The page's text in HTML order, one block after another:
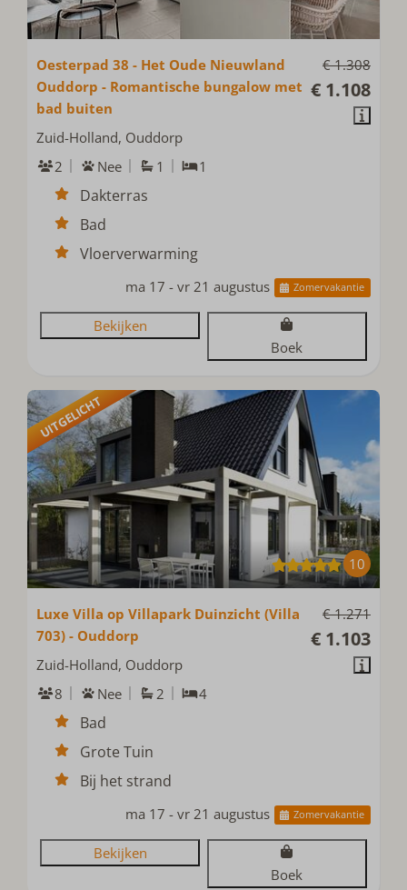
€ 1.308
€ 1.108
Oesterpad 38 - Het Oude Nieuwland
Ouddorp - Romantische bungalow met
bad buiten
Zuid-Holland, Ouddorp
2
Nee 1 1
Dakterras
Bad
Vloerverwarming
ma 17 - vr 21 augustus Zomervakantie
Bekijken
Boek
UITGELICHT
10
€ 1.271
€ 1.103
Luxe Villa op Villapark Duinzicht (Villa
703) - Ouddorp
Zuid-Holland, Ouddorp
8
Nee 2 4
Bad
Grote Tuin
Bij het strand
ma 17 - vr 21 augustus Zomervakantie
Bekijken
Boek